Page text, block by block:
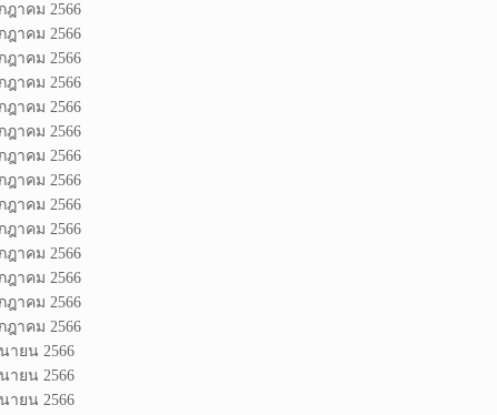
ฎาคม 2566
ฎาคม 2566
ฎาคม 2566
ฎาคม 2566
ฎาคม 2566
ฎาคม 2566
ฎาคม 2566
ฎาคม 2566
ฎาคม 2566
ฎาคม 2566
ฎาคม 2566
ฎาคม 2566
ฎาคม 2566
ฎาคม 2566
ายน 2566
ายน 2566
ายน 2566